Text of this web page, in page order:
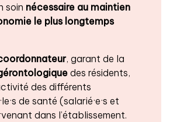
soin nécessaire au maintien
le plus longtemps
, garant de la
des résidents,
des différents
de santé (salarié·e·s et
dans l’établissement.